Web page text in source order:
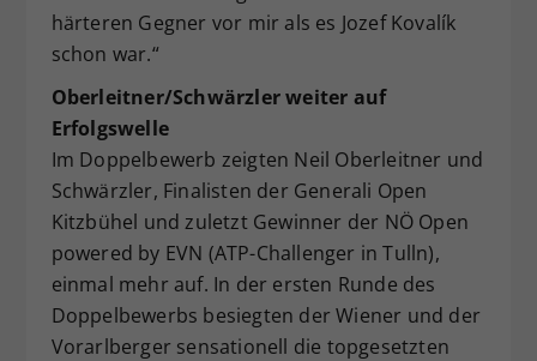
härteren Gegner vor mir als es Jozef Kovalík
schon war.“
Oberleitner/Schwärzler weiter auf
Erfolgswelle
Im Doppelbewerb zeigten Neil Oberleitner und
Schwärzler, Finalisten der Generali Open
Kitzbühel und zuletzt Gewinner der NÖ Open
powered by EVN (ATP-Challenger in Tulln),
einmal mehr auf. In der ersten Runde des
Doppelbewerbs besiegten der Wiener und der
Vorarlberger sensationell die topgesetzten